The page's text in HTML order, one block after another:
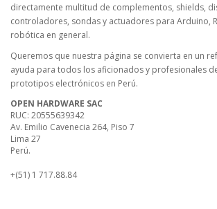
directamente multitud de complementos, shields,
controladores, sondas y actuadores para Arduino,
robótica en general.
Queremos que nuestra página se convierta en un
ayuda para todos los aficionados y profesionales
prototipos electrónicos en Perú.
OPEN HARDWARE SAC
RUC: 20555639342
Av. Emilio Cavenecia 264, Piso 7
Lima 27
Perú.
+(51) 1 717.88.84